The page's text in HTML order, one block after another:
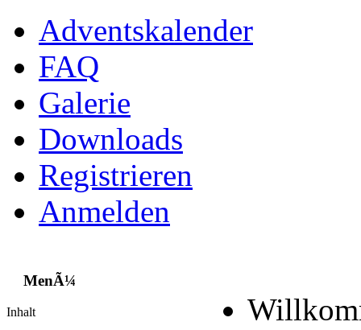
Adventskalender
FAQ
Galerie
Downloads
Registrieren
Anmelden
MenÃ¼
Inhalt